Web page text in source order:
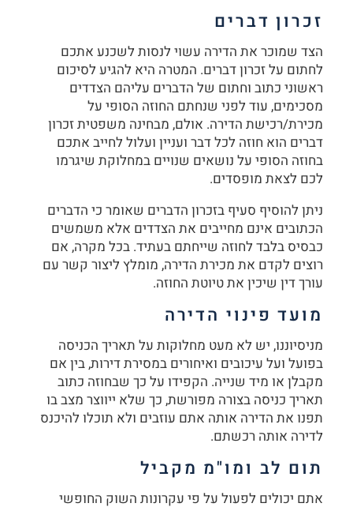
זכרון דברים
הצד שמוכר את הדירה עשוי לנסות לשכנע אתכם
לחתום על זכרון דברים. המטרה היא להגיע לסיכום
ראשוני כתוב וחתום של הדברים עליהם הצדדים
מסכימים, עוד לפני שנחתם החוזה הסופי על
מכירת/רכישת הדירה. אולם, מבחינה משפטית זכרון
דברים הוא חוזה לכל דבר ועניין ועלול לחייב אתכם
בחוזה הסופי על נושאים שנויים במחלוקת שיגרמו
לכם לצאת מופסדים.
ניתן להוסיף סעיף בזכרון הדברים שאומר כי הדברים
הכתובים אינם מחייבים את הצדדים אלא משמשים
כבסיס בלבד לחוזה שייחתם בעתיד. בכל מקרה, אם
רוצים לקדם את מכירת הדירה, מומלץ ליצור קשר עם
עורך דין שיכין את טיוטת החוזה.
מועד פינוי הדירה
מניסיוננו, יש לא מעט מחלוקות על תאריך הכניסה
בפועל ועל עיכובים ואיחורים במסירת דירות, בין אם
מקבלן או מיד שנייה. הקפידו על כך שבחוזה כתוב
תאריך כניסה בצורה מפורשת, כך שלא ייווצר מצב בו
תפנו את הדירה אותה אתם עוזבים ולא תוכלו להיכנס
לדירה אותה רכשתם.
תום לב ומו"מ מקביל
אתם יכולים לפעול על פי עקרונות השוק החופשי